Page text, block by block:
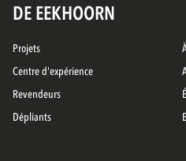
DE EEKHOORN
Projets
Centre d'expérience
Revendeurs
Dépliants